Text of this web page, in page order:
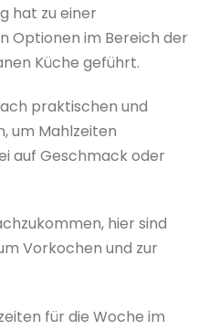
hat zu einer
Optionen im Bereich der
Küche geführt.
praktischen und
um Mahlzeiten
auf Geschmack oder
hier sind
Vorkochen und zur
für die Woche im